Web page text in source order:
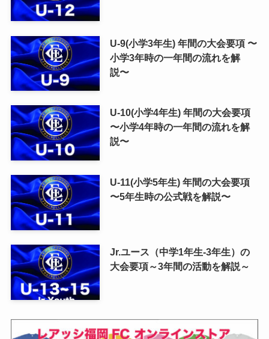
U-9(小学3年生) 年間の大会要項 〜
小学3年時の一年間の流れを解
説〜
U-10(小学4年生) 年間の大会要項
〜小学4年時の一年間の流れを解
説〜
U-11(小学5年生) 年間の大会要項
〜5年生時の公式戦を解説〜
Jr.ユース（中学1年生-3年生）の
大会要項～3年間の活動を解説～